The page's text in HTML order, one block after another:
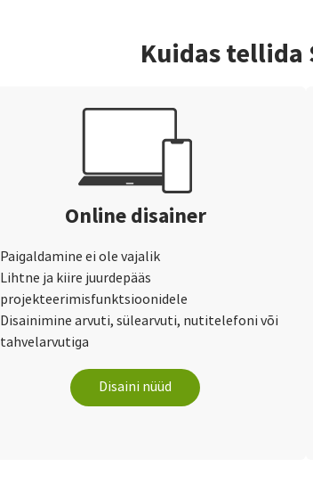
Kuidas
Online disainer
Paigaldamine ei ole vajalik
Lihtne ja kiire juurdepääs
projekteerimisfunktsioonidele
Disainimine arvuti, sülearvuti, nutitelefoni või
tahvelarvutiga
Disaini nüüd